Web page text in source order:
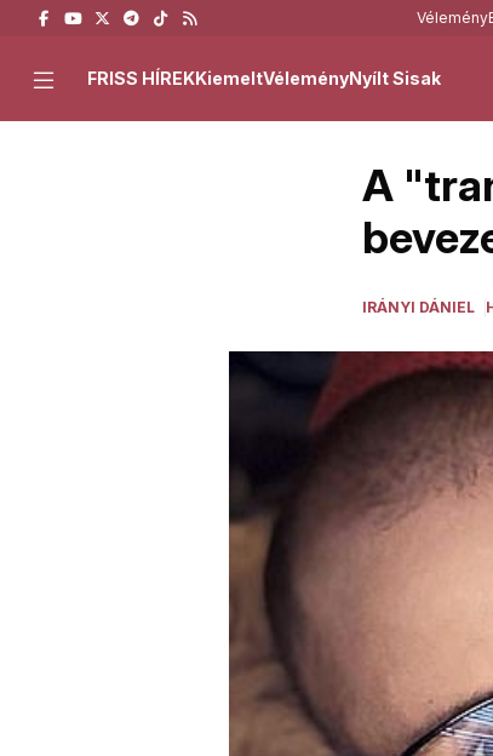
Vélemény
FRISS HÍREKKiemeltVéleményNyílt Sisak
A
IRÁNYI DÁNIEL